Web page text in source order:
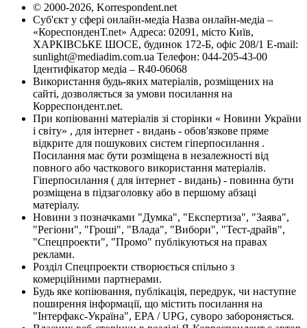
© 2000-2026, Korrespondent.net
Суб'єкт у сфері онлайн-медіа Назва онлайн-медіа –
«КореспонденТ.net» Адреса: 02091, місто Київ,
ХАРКІВСЬКЕ ШОСЕ, будинок 172-Б, офіс 208/1 E-mail:
sunlight@mediadim.com.ua Телефон: 044-205-43-00
Ідентифікатор медіа – R40-06068
Використання будь-яких матеріалів, розміщених на
сайті, дозволяється за умови посилання на
Корреспондент.net.
При копіюванні матеріалів зі сторінки « Новини України
і світу» , для інтернет - видань - обов'язкове пряме
відкрите для пошукових систем гіперпосилання .
Посилання має бути розміщена в незалежності від
повного або часткового використання матеріалів.
Гіперпосилання ( для інтернет - видань) - повинна бути
розміщена в підзаголовку або в першому абзаці
матеріалу.
Новини з позначками "Думка", "Експертиза", "Заява",
"Регіони", "Гроші", "Влада", "Вибори", "Тест-драйв",
"Спецпроекти", "Промо" публікуються на правах
реклами.
Розділ Спецпроекти створюється спільно з
комерційними партнерами.
Будь яке копіювання, публікація, передрук, чи наступне
поширення інформації, що містить посилання на
"Інтерфакс-Україна", EPA / UPG, суворо забороняється.